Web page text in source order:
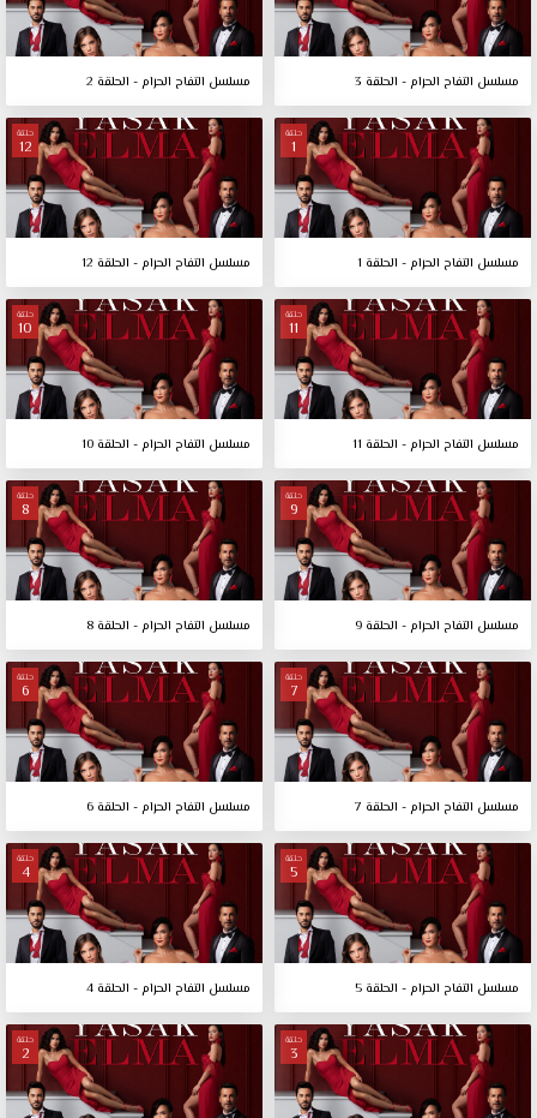
مسلسل التفاح الحرام - الحلقة 3 مسلسل التفاح الحرام - الحلقة 2
حلقة
1
مسلسل التفاح الحرام - الحلقة 1
حلقة
12
مسلسل التفاح الحرام - الحلقة 12
حلقة
11
مسلسل التفاح الحرام - الحلقة 11
حلقة
10
مسلسل التفاح الحرام - الحلقة 10
حلقة
9
مسلسل التفاح الحرام - الحلقة 9
حلقة
8
مسلسل التفاح الحرام - الحلقة 8
حلقة
7
مسلسل التفاح الحرام - الحلقة 7
حلقة
6
مسلسل التفاح الحرام - الحلقة 6
حلقة
5
مسلسل التفاح الحرام - الحلقة 5
حلقة
4
مسلسل التفاح الحرام - الحلقة 4
حلقة
3
حلقة
2